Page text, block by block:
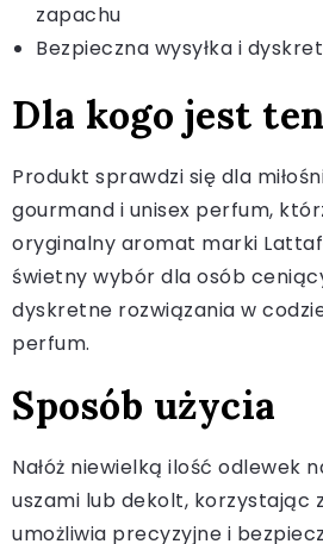
zapachu
Bezpieczna wysyłka i
Dla kogo jest
Produkt sprawdzi się dla
gourmand i unisex perfum,
oryginalny aromat marki
świetny wybór dla osób
dyskretne rozwiązania w
perfum.
Sposób użycia
Nałóż niewielką ilość odlewek
uszami lub dekolt, korzystając
umożliwia precyzyjne i